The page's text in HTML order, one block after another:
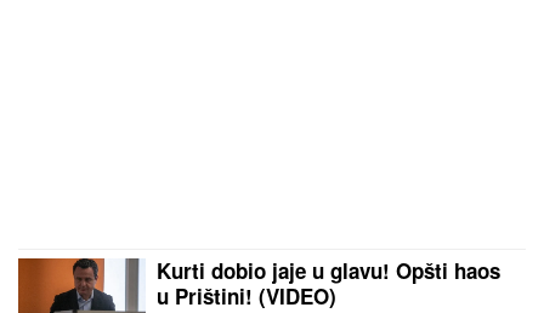
Kurti dobio jaje u glavu! Opšti haos
u Prištini! (VIDEO)